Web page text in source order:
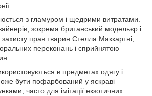
.
з гламуром і щедрими витратами.
зокрема британський модельєр і
захисту прав тварин Стелла Маккартні,
переконань і сприйнятою
.
в предметах одягу і
бути пофарбований у яскраві
часто для імітації екзотичних